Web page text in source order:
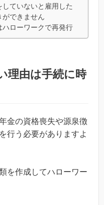
ていないと雇用した
ができません
ローワークで再発行
理由は手続に時
金の資格喪失や源泉徴
行う必要がありますよ
を作成してハローワー